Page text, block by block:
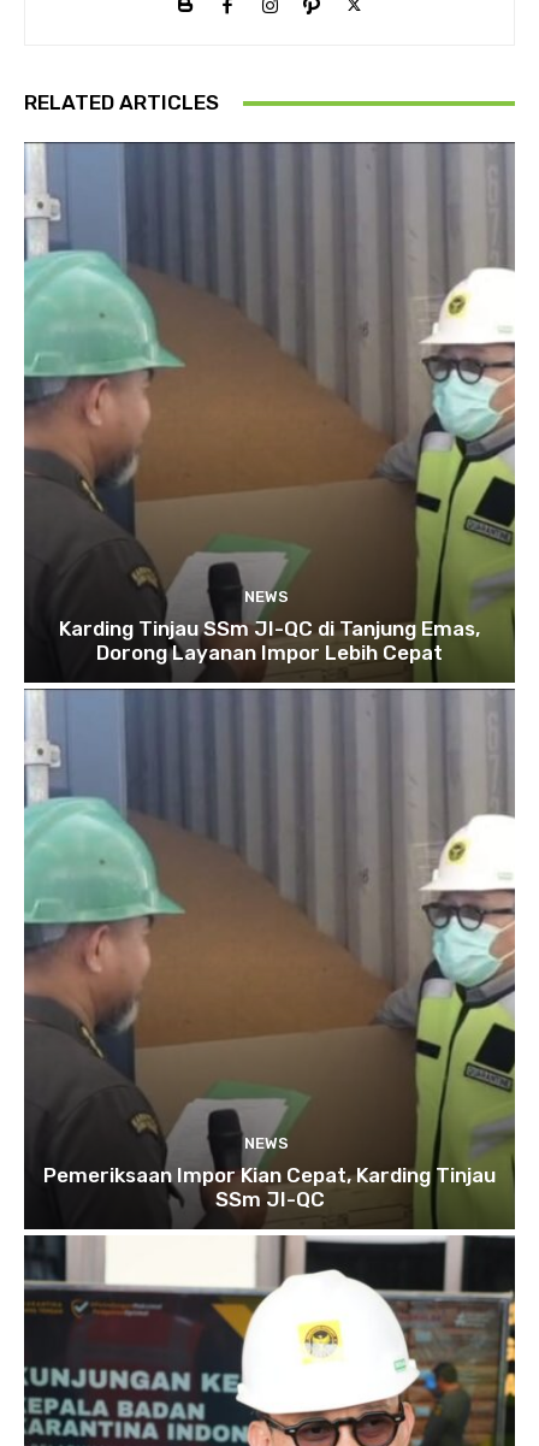
RELATED ARTICLES
NEWS
Karding Tinjau SSm JI-QC di Tanjung Emas,
Dorong Layanan Impor Lebih Cepat
NEWS
Pemeriksaan Impor Kian Cepat, Karding Tinjau
SSm JI-QC